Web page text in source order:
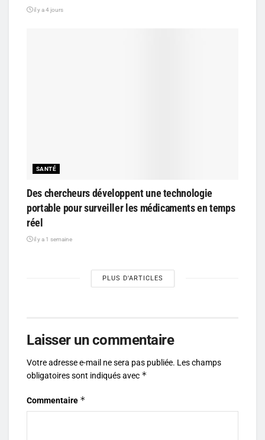
il y a 4 jours
SANTÉ
Des chercheurs développent une technologie
portable pour surveiller les médicaments en temps
réel
il y a 1 semaine
PLUS D'ARTICLES
Laisser un commentaire
Votre adresse e-mail ne sera pas publiée. Les champs
obligatoires sont indiqués avec *
Commentaire *